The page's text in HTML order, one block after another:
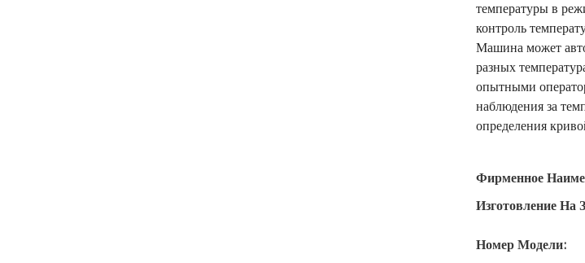
температуры в
контроль
Машина может
разных
опытными
наблюдения за
определения
Фирменное
Изготовление На
Номер Модели: